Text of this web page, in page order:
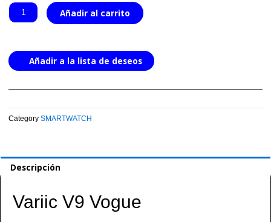
cantidad
Añadir al carrito
Añadir a la lista de deseos
Category SMARTWATCH
Descripción
Variic V9 Vogue